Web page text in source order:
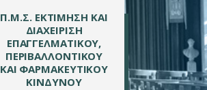
Π.Μ.Σ. ΕΚΤΙΜΗΣΗ ΚΑΙ
ΔΙΑΧΕΙΡΙΣΗ
ΕΠΑΓΓΕΛΜΑΤΙΚΟΥ,
ΠΕΡΙΒΑΛΛΟΝΤΙΚΟΥ
ΚΑΙ ΦΑΡΜΑΚΕΥΤΙΚΟΥ
ΚΙΝΔΥΝΟΥ